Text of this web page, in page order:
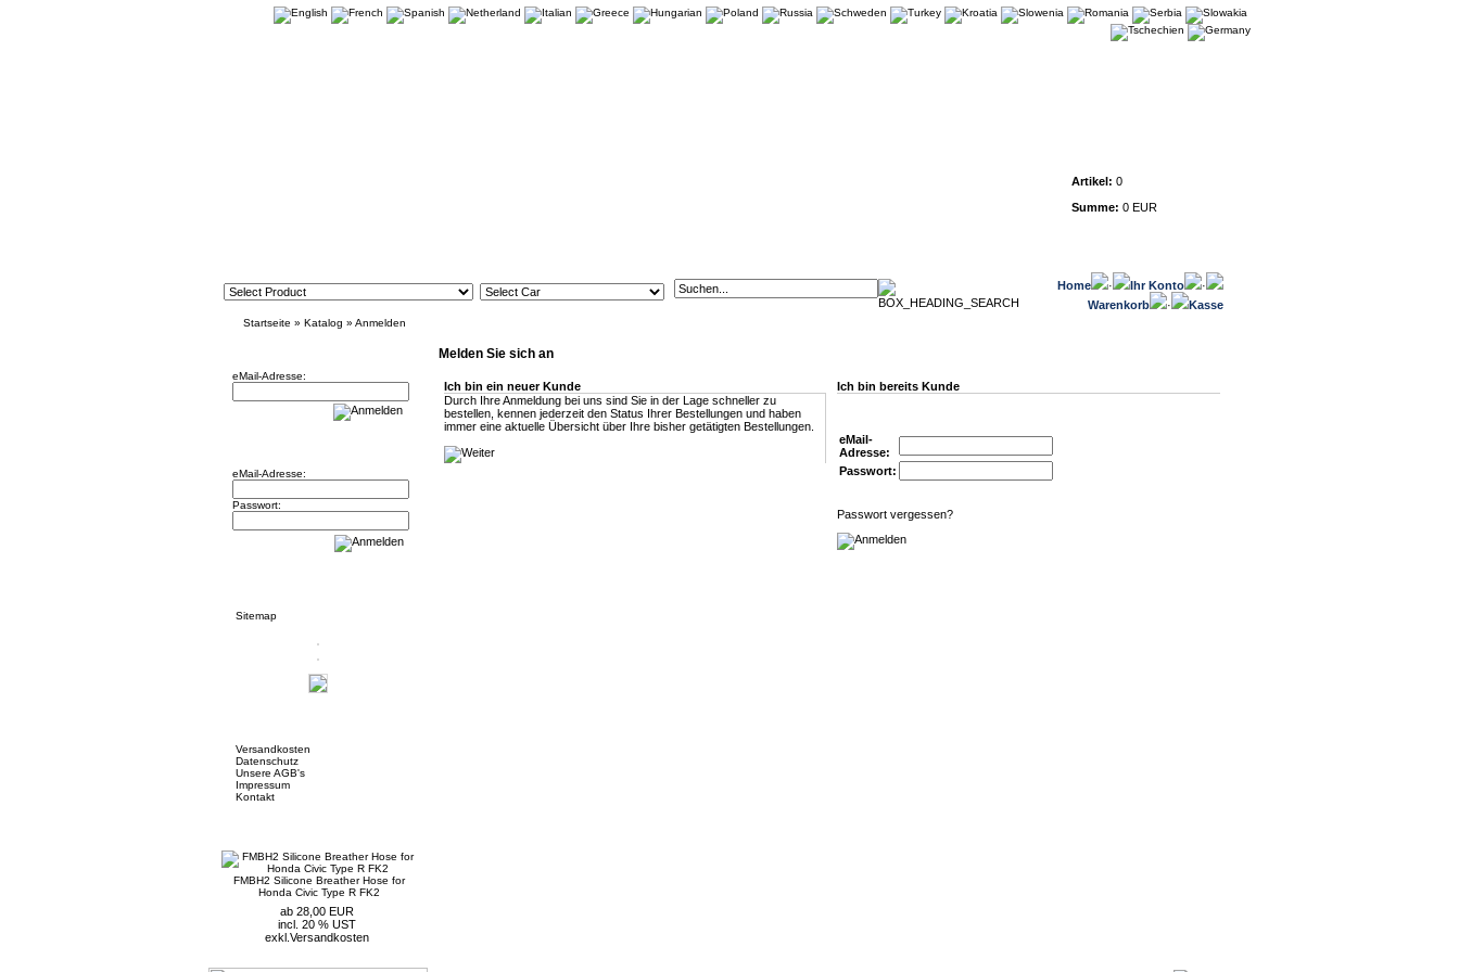
Artikel: 0
Summe: 0 EUR
Home · Ihr Konto
·
Warenkorb
· Kasse
Startseite » Katalog » Anmelden
eMail-Adresse:
eMail-Adresse:
Passwort:
Sitemap
Versandkosten
Datenschutz
Unsere AGB's
Impressum
Kontakt
FMBH2 Silicone Breather Hose for
Honda Civic Type R FK2
ab 28,00 EUR
incl. 20 % UST
exkl. Versandkosten
Melden Sie sich an
Ich bin ein neuer Kunde
Durch Ihre Anmeldung bei uns sind Sie in der Lage schneller zu
bestellen, kennen jederzeit den Status Ihrer Bestellungen und haben
immer eine aktuelle Übersicht über Ihre bisher getätigten Bestellungen.
Ich bin bereits Kunde
eMail-
Adresse:
Passwort:
Passwort vergessen?